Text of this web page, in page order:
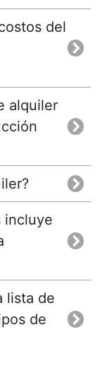
del
alquiler
incluye
lista de
de